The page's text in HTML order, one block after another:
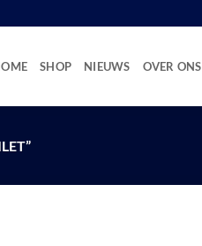
SHOP NIEUWS OVER ONS